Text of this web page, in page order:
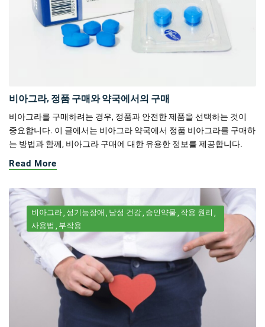
비아그라, 정품 구매와 약국에서의 구매
비아그라를 구매하려는 경우, 정품과 안전한 제품을 선택하는 것이
중요합니다. 이 글에서는 비아그라 약국에서 정품 비아그라를 구매하
는 방법과 함께, 비아그라 구매에 대한 유용한 정보를 제공합니다.
Read More
비아그라 성기능장애 남성 건강 승인약물 작용 원리
사용법
부작용